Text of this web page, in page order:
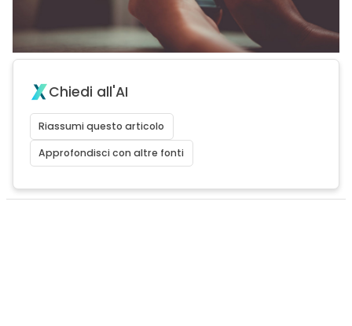
Chiedi all'AI
Riassumi questo articolo
Approfondisci con altre fonti